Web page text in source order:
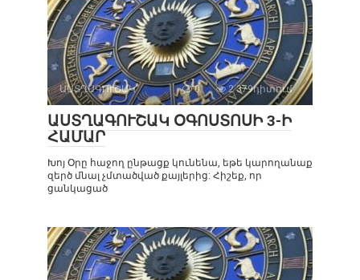
ԱՍՏՂԱԳՈՒՇԱԿ 0 2 379դիտում
ԱՍՏՂԱԳՈՒՇԱԿ ՕԳՈՍՏՈՍԻ 3-Ի
ՀԱՄԱՐ
Խոյ Օրը հաջող ընթացք կունենա, եթե կարողանաք
զերծ մնալ չմտածված քայլերից: Հիշեք, որ
ցանկացած